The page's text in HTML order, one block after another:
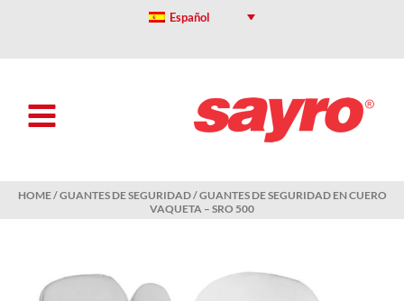
Español
HOME/GUANTES DE SEGURIDAD/ GUANTES DE SEGURIDAD EN CUERO
VAQUETA – SRO 500